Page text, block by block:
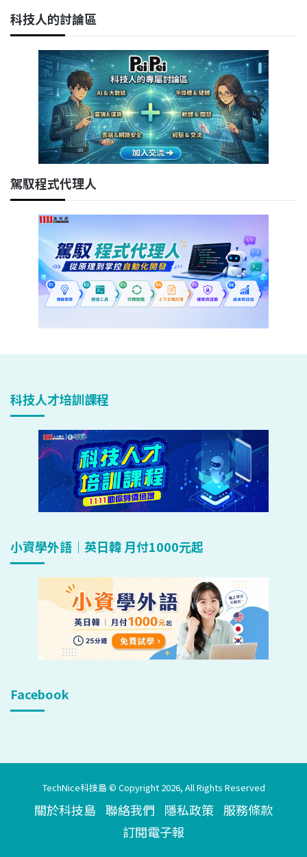
科技人的討論區
駕馭程式代理人
科技人才培訓課程
小資學外語｜英日韓 月付1000元起
Facebook
TechNice科技島 © Copyright 2026, All Rights Reserved
關於科技島 聯絡我們 隱私政策 服務條款
訂閱電子報